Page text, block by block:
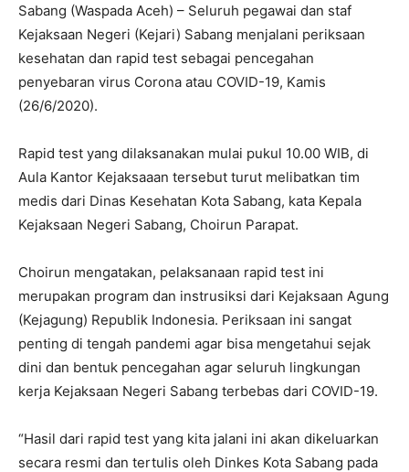
Sabang (Waspada Aceh) – Seluruh pegawai dan staf
Kejaksaan Negeri (Kejari) Sabang menjalani periksaan
kesehatan dan rapid test sebagai pencegahan
penyebaran virus Corona atau COVID-19, Kamis
(26/6/2020).
Rapid test yang dilaksanakan mulai pukul 10.00 WIB, di
Aula Kantor Kejaksaaan tersebut turut melibatkan tim
medis dari Dinas Kesehatan Kota Sabang, kata Kepala
Kejaksaan Negeri Sabang, Choirun Parapat.
Choirun mengatakan, pelaksanaan rapid test ini
merupakan program dan instrusiksi dari Kejaksaan Agung
(Kejagung) Republik Indonesia. Periksaan ini sangat
penting di tengah pandemi agar bisa mengetahui sejak
dini dan bentuk pencegahan agar seluruh lingkungan
kerja Kejaksaan Negeri Sabang terbebas dari COVID-19.
“Hasil dari rapid test yang kita jalani ini akan dikeluarkan
secara resmi dan tertulis oleh Dinkes Kota Sabang pada